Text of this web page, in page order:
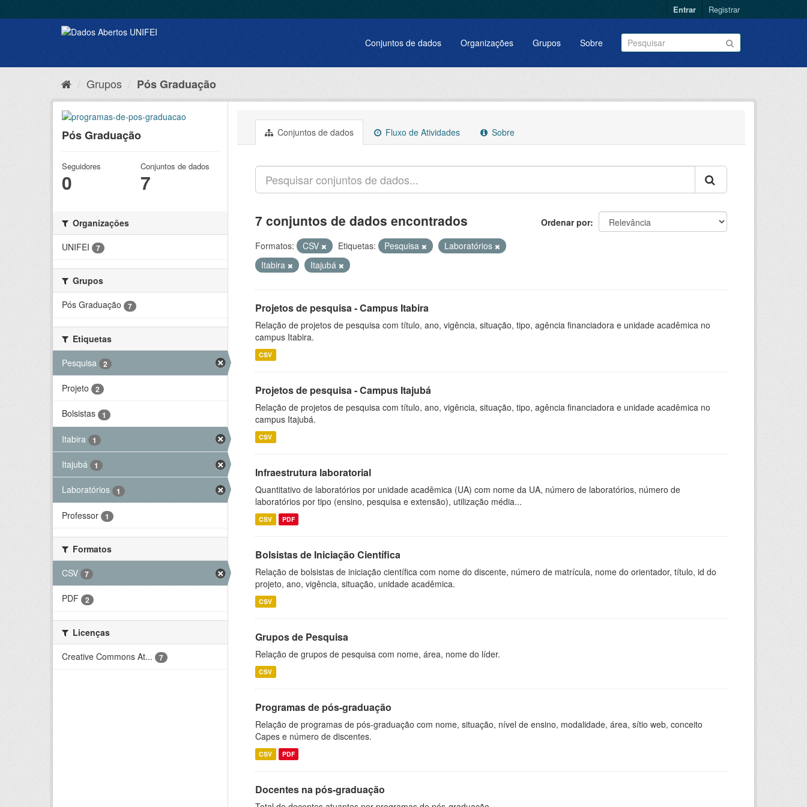
Entrar Registrar
Conjuntos de dados Organizações Grupos Sobre
Grupos Pós Graduação
Pós Graduação
Seguidores
0
Conjuntos de dados
7
Organizações
UNIFEI
7
Grupos
Pós Graduação
7
Etiquetas
Pesquisa
2
Projeto 2
Bolsistas 1
Itabira 1
Itajubá 1
Laboratórios 1
Professor 1
Formatos
CSV
7
PDF 2
Licenças
Creative Commons At...
7
Conjuntos de dados Fluxo de Atividades Sobre
Ordenar por
7 conjuntos de dados encontrados
Formatos: CSV Etiquetas: Pesquisa
Laboratórios
Itabira
Itajubá
Projetos de pesquisa - Campus Itabira
Relação de projetos de pesquisa com título, ano, vigência, situação, tipo, agência financiadora e unidade acadêmica no
campus Itabira.
CSV
Projetos de pesquisa - Campus Itajubá
Relação de projetos de pesquisa com título, ano, vigência, situação, tipo, agência financiadora e unidade acadêmica no
campus Itajubá.
CSV
Infraestrutura laboratorial
Quantitativo de laboratórios por unidade acadêmica (UA) com nome da UA, número de laboratórios, número de
laboratórios por tipo (ensino, pesquisa e extensão), utilização média...
CSV PDF
Bolsistas de Iniciação Científica
Relação de bolsistas de iniciação científica com nome do discente, número de matrícula, nome do orientador, título, id do
projeto, ano, vigência, situação, unidade acadêmica.
CSV
Grupos de Pesquisa
Relação de grupos de pesquisa com nome, área, nome do líder.
CSV
Programas de pós-graduação
Relação de programas de pós-graduação com nome, situação, nível de ensino, modalidade, área, sítio web, conceito
Capes e número de discentes.
CSV PDF
Docentes na pós-graduação